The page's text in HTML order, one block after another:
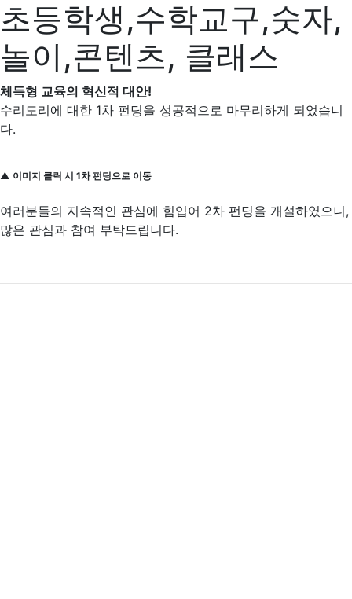
초등학생,수학교구,숫자,
놀이,콘텐츠, 클래스
체득형 교육의 혁신적 대안!
수리도리에 대한 1차 펀딩을 성공적으로 마무리하게 되었습니
다.
▲ 이미지 클릭 시 1차 펀딩으로 이동
여러분들의 지속적인 관심에 힘입어 2차 펀딩을 개설하였으니,
많은 관심과 참여 부탁드립니다.